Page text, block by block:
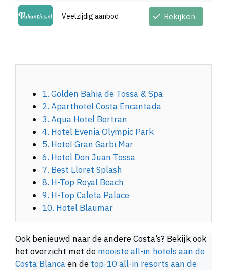
Veelzijdig aanbod Bekijken
1. Golden Bahia de Tossa & Spa
2. Aparthotel Costa Encantada
3. Aqua Hotel Bertran
4. Hotel Evenia Olympic Park
5. Hotel Gran Garbi Mar
6. Hotel Don Juan Tossa
7. Best Lloret Splash
8. H-Top Royal Beach
9. H-Top Caleta Palace
10. Hotel Blaumar
Ook benieuwd naar de andere Costa’s? Bekijk ook
het overzicht met de mooiste all-in hotels aan de
Costa Blancaen de top-10 all-in resorts aan de